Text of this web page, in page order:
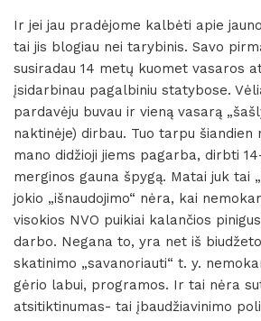
Ir jei jau pradėjome kalbėti apie
tai jis blogiau nei tarybinis. Savo
susiradau 14 metų kuomet vasaros
įsidarbinau pagalbiniu statybose.
pardavėju buvau ir vieną vasarą
naktinėje) dirbau. Tuo tarpu
mano didžioji jiems pagarba, dirbti
merginos gauna špygą. Matai juk tai
jokio „išnaudojimo“ nėra, kai
visokios NVO puikiai kalančios
darbo. Negana to, yra net iš
skatinimo „savanoriauti“ t. y.
gėrio labui, programos. Ir tai nėra
atsitiktinumas- tai įbaudžiavinimo